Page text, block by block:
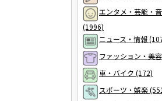
エンタメ・芸能・
(1996)
ニュース・情報
ファッション・美
車・バイク (172)
スポーツ・娯楽